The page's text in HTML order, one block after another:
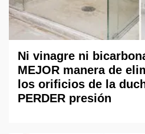
Ni vinagre ni
MEJOR manera de
los orificios de la
PERDER presión